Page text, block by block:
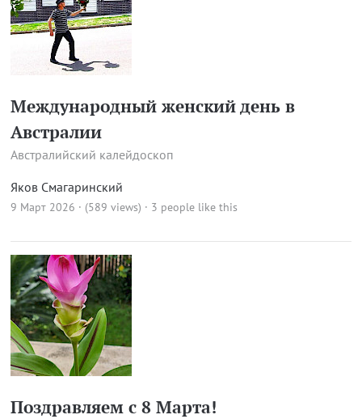
Международный женский день в
Австралии
Австралийский калейдоскоп
Яков Смагаринский
9 Март 2026 · (589 views) · 3 people like this
Поздравляем с 8 Марта!